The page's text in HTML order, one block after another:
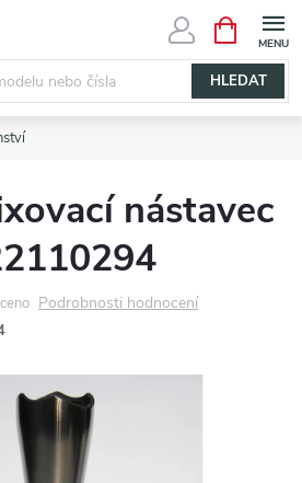
HLEDAT
NÁKUPNÍ
KOŠÍK
nástavec
Podrobnosti hodnocení